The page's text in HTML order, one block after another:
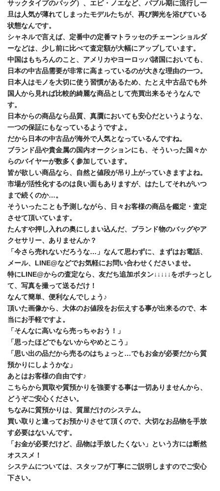
サックタイプのバッグ）、エピ・ノエなど、バブル期に流行し一
旦は人気が薄れてしまったモデルたちが、再び脚光を浴びている
状態なんです。
シャネルで言えば、定番中の定番マトラッセのチェーンショルダ
ーなどは、少し前に比べて査定額が大幅にアップしています。
中国はもちろんのこと、アメリカやヨーロッパ諸国においても、
日本の中古品需要が非常に高まっているのが大きな理由の一つ。
日本人はモノを大切に使う習慣があるため、たとえ中古品でも外
国人から見れば比較的綺麗な商品として売買出来るそうなんで
す。
日本からの商品なら品質、真贋においても安心だというような、
一つの保証にもなっているようですよ。
だから日本の中古品が海外で人気となっているんですね。
ブランド品や貴金属の国内オークションにも、そういった国々か
らのバイヤーが数多く参加しています。
皆が欲しい商品なら、自然と値段が吊り上がっていきますよね。
市場が活性化するのは良い面もありますが、はたしてそれがいつ
まで続くのか…。
そういったことも予測しながら、日々お客様の商品を鑑定・査定
させて頂いています。
たんすや押し入れの奥にしまい込んだ、ブランド物のバッグやア
クセサリー、ありませんか？
「今さら売れないだろうな…」なんて思わずに、まずはお電話、
メール、LINE@などでお気軽にお問い合わせくださいませ。
特にLINE@からの査定なら、友だち追加ボタン↓↓↓↓↓をポチっとし
て、写真を撮って送るだけ！
なんて簡単、便利なんでしょう♪
頂いた画像から、大体のお値段をお伝えする事が出来るので、本
当にお手軽ですよ。
「そんなに高いなら売っちゃおう！」
「思ったほどでもないからやめとこう」
「思い出の品だから売るのはちょっと…でもお金が必要だから質
預かりにしようかな」
あとはお客様の自由です♪
こちらから買取や質預かりを強要する事は一切ありませんから、
どうぞご安心ください。
ちなみに質預かりは、質屋だけのシステム。
買い取りと違ってお預かりさせて頂くので、大切なお品物を手放
す必要はないんです。
「お金が必要だけど、品物は手放したくない」という方には断然
オススメ！
システムについては、スタッフが丁寧にご説明しますのでご安心
下さい。